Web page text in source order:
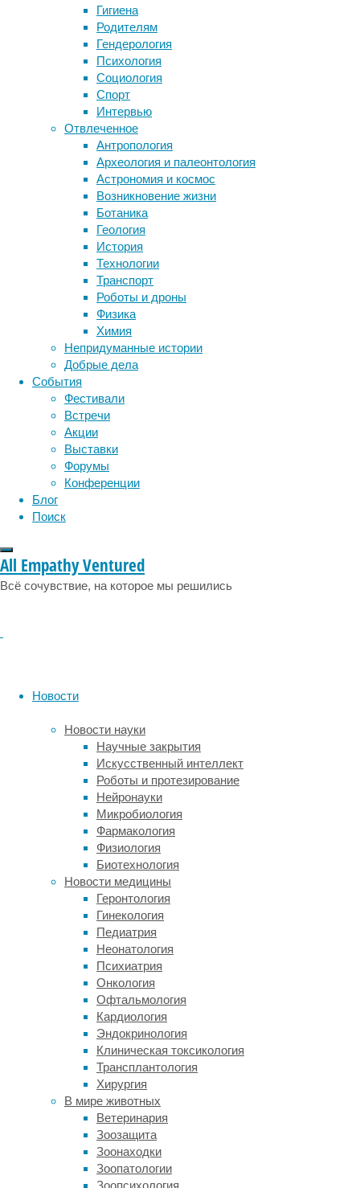
Гигиена
Родителям
Гендерология
Психология
Социология
Спорт
Интервью
Отвлеченное
Антропология
Археология и палеонтология
Астрономия и космос
Возникновение жизни
Ботаника
Геология
История
Технологии
Транспорт
Роботы и дроны
Физика
Химия
Непридуманные истории
Добрые дела
События
Фестивали
Встречи
Акции
Выставки
Форумы
Конференции
Блог
Поиск
All Empathy Ventured
Всё сочувствие, на которое мы решились
Новости
Новости науки
Научные закрытия
Искусственный интеллект
Роботы и протезирование
Нейронауки
Микробиология
Фармакология
Физиология
Биотехнология
Новости медицины
Геронтология
Гинекология
Педиатрия
Неонатология
Психиатрия
Онкология
Офтальмология
Кардиология
Эндокринология
Клиническая токсикология
Трансплантология
Хирургия
В мире животных
Ветеринария
Зоозащита
Зоонаходки
Зоопатологии
Зоопсихология
мозговые
сигналы,
разработали
алгоритмы
машинного
обучения,
которые
преобразуют
эти
сигналы
речь
эмоции
аватара.
Результаты
исследования
опубликованы
журнале
Nature.
Ученые
из
США
и
Великобритании
работали
18
лет
потерявшей
говорить
произносить
звуки
чрезвычайной
слабости
мышц
лица,
языка
голосовых
связок
называемая
анартрия).
Кроме
этого,
женщина
могла
и
писать
печатать
Метки
ДНК бактерии биология
биотехнология вирусы
генетика дети
здоровье
инструменты и методы
исследования
лекарства медицина
мозг наука
нейробиология
нейрофизиология
поведение
сон социальные проблемы
физиология
эмоции